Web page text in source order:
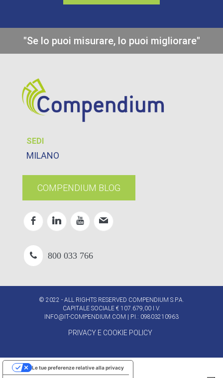
"Se lo puoi misurare, lo puoi migliorare"
SEDI
MILANO
COMPENDIUM BLOG
800 033 766
© 2022 - ALL RIGHTS RESERVED COMPENDIUM S.P.A.
CAPITALE SOCIALE € 107.679,00 I.V.
INFO@IT-COMPENDIUM.COM | P.I.: 09803210963
PRIVACY E COOKIE POLICY
Le tue preferenze relative alla privacy